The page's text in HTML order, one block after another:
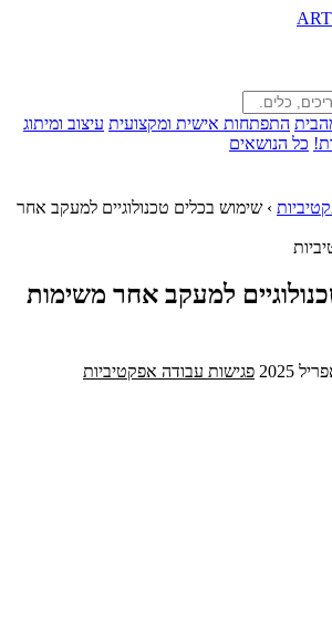
התפתחות אישית ומקצועית עיצוב ומיתוג
כל הנושאים
› שימוש בכלים טכנולוגיים למעקב אחר
למעקב אחר משימות
פגישות עבודה אפקטיביות